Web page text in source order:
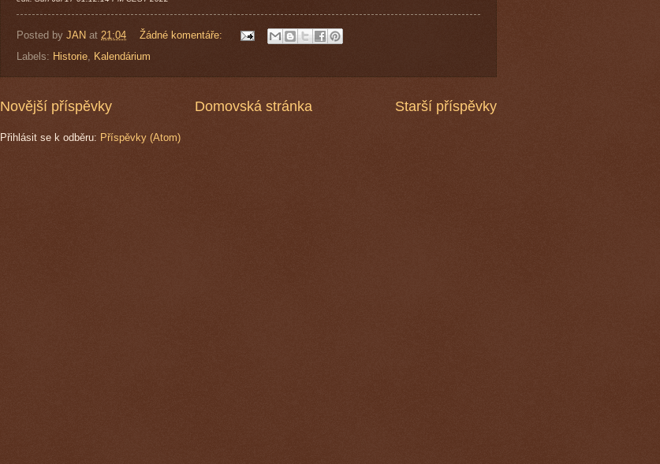
Posted by JAN at 21:04
Žádné komentáře:
Labels: Historie Kalendárium
Novější příspěvky Starší příspěvky
Domovská stránka
Přihlásit se k odběru: Příspěvky (Atom)